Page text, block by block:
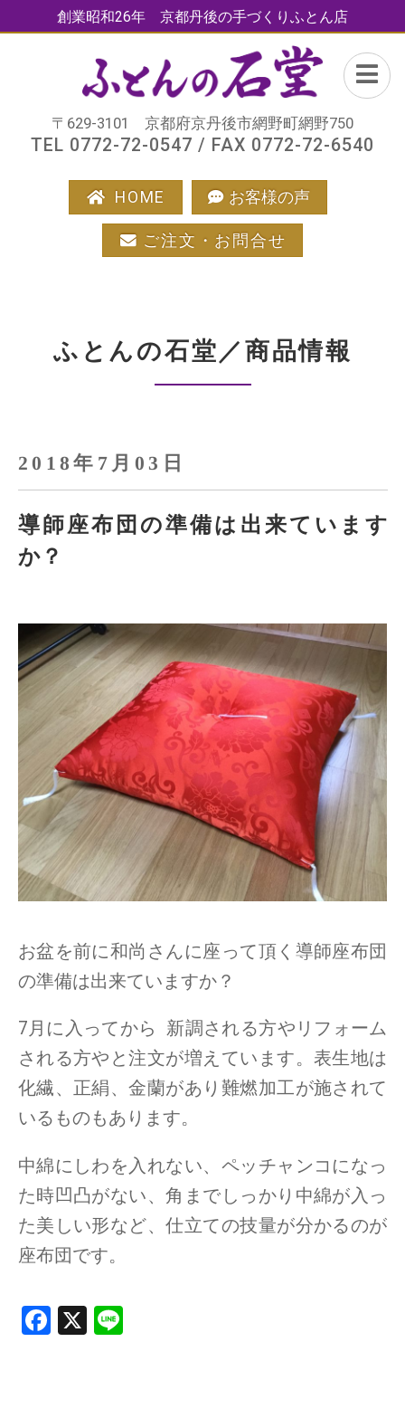
創業昭和26年 京都丹後の手づくりふとん店
〒629-3101 京都府京丹後市網野町網野750
TEL 0772-72-0547 / FAX 0772-72-6540
HOME お客様の声
ご注文・お問合せ
ふとんの石堂／商品情報
2018年7月03日
導師座布団の準備は出来ています
か？
お盆を前に和尚さんに座って頂く導師座布団
の準備は出来ていますか？
7月に入ってから 新調される方やリフォーム
される方やと注文が増えています。表生地は
化繊、正絹、金蘭があり難燃加工が施されて
いるものもあります。
中綿にしわを入れない、ペッチャンコになっ
た時凹凸がない、角までしっかり中綿が入っ
た美しい形など、仕立ての技量が分かるのが
座布団です。
F X Li